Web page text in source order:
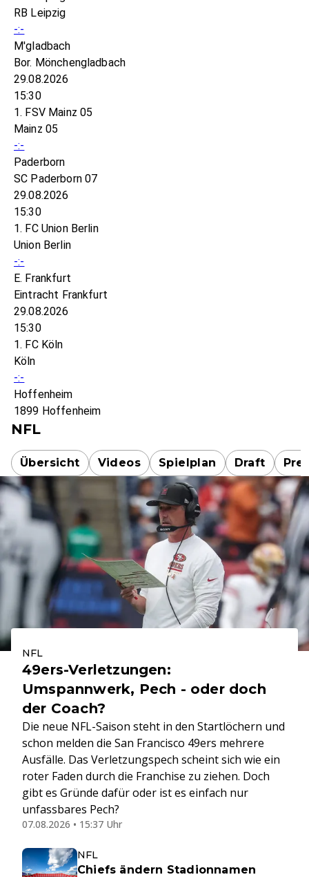
RB Leipzig
-:-
M'gladbach
Bor. Mönchengladbach
29.08.2026
15:30
1. FSV Mainz 05
Mainz 05
-:-
Paderborn
SC Paderborn 07
29.08.2026
15:30
1. FC Union Berlin
Union Berlin
-:-
E. Frankfurt
Eintracht Frankfurt
29.08.2026
15:30
1. FC Köln
Köln
-:-
Hoffenheim
1899 Hoffenheim
NFL
Übersicht Videos Spielplan Draft
NFL
49ers-Verletzungen:
Umspannwerk, Pech - oder doch
der Coach?
Die neue NFL-Saison steht in den Startlöchern und
schon melden die San Francisco 49ers mehrere
Ausfälle. Das Verletzungspech scheint sich wie ein
roter Faden durch die Franchise zu ziehen. Doch
gibt es Gründe dafür oder ist es einfach nur
unfassbares Pech?
07.08.2026 • 15:37 Uhr
NFL
Chiefs ändern Stadionnamen